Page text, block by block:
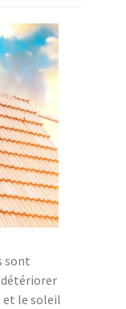
sont
détériorer
et le soleil